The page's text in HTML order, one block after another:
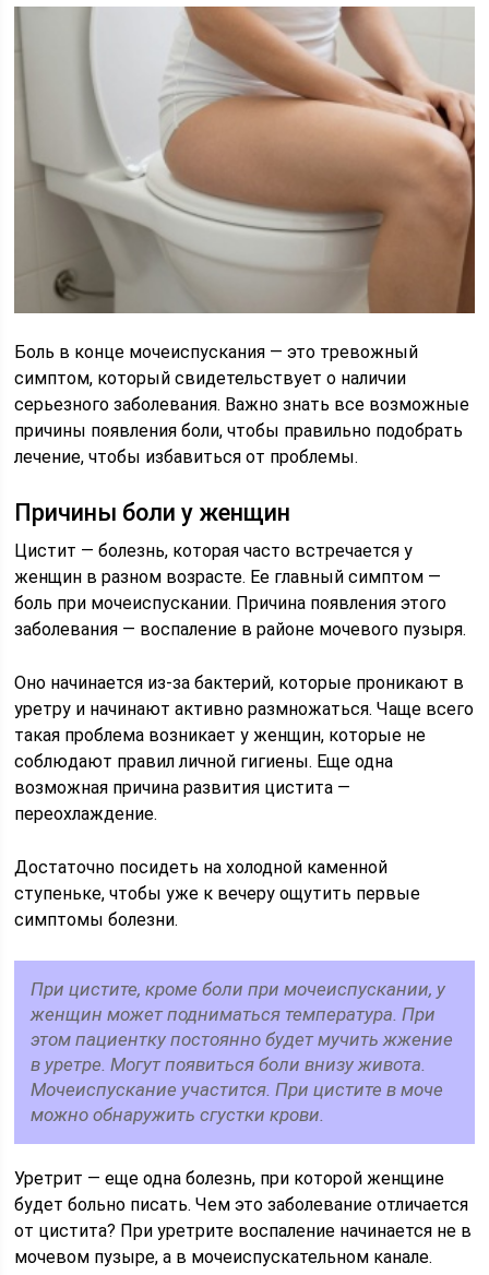
Боль в конце мочеиспускания — это тревожный
симптом, который свидетельствует о наличии
серьезного заболевания. Важно знать все возможные
причины появления боли, чтобы правильно подобрать
лечение, чтобы избавиться от проблемы.
Причины боли у женщин
Цистит — болезнь, которая часто встречается у
женщин в разном возрасте. Ее главный симптом —
боль при мочеиспускании. Причина появления этого
заболевания — воспаление в районе мочевого пузыря.
Оно начинается из-за бактерий, которые проникают в
уретру и начинают активно размножаться. Чаще всего
такая проблема возникает у женщин, которые не
соблюдают правил личной гигиены. Еще одна
возможная причина развития цистита —
переохлаждение.
Достаточно посидеть на холодной каменной
ступеньке, чтобы уже к вечеру ощутить первые
симптомы болезни.
При цистите, кроме боли при мочеиспускании, у
женщин может подниматься температура. При
этом пациентку постоянно будет мучить жжение
в уретре. Могут появиться боли внизу живота.
Мочеиспускание участится. При цистите в моче
можно обнаружить сгустки крови.
Уретрит — еще одна болезнь, при которой женщине
будет больно писать. Чем это заболевание отличается
от цистита? При уретрите воспаление начинается не в
мочевом пузыре, а в мочеиспускательном канале.